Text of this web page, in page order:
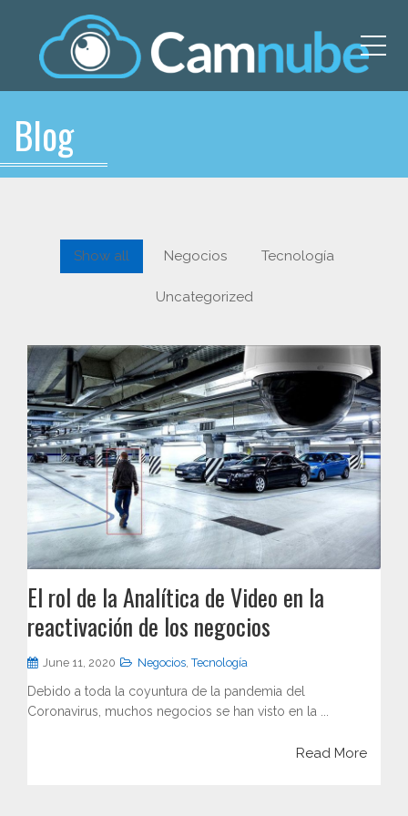
Blog
Show all Negocios Tecnología
Uncategorized
El rol de la Analítica de Video en la
reactivación de los negocios
June 11, 2020 Negocios,Tecnología
Debido a toda la coyuntura de la pandemia del
Coronavirus, muchos negocios se han visto en la ...
Read More